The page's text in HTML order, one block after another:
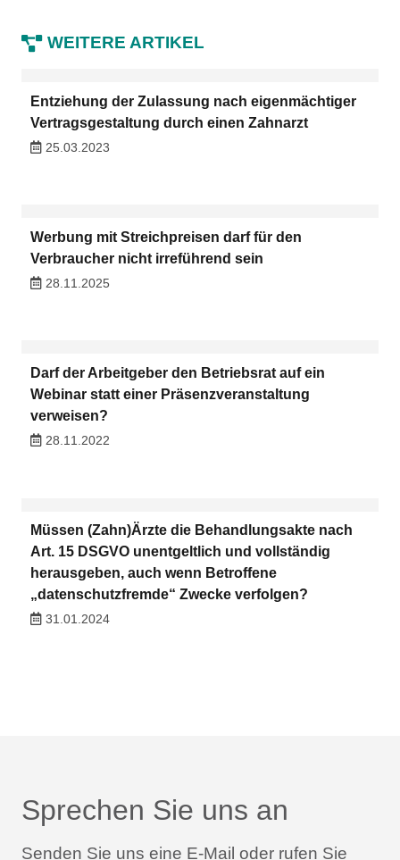
WEITERE ARTIKEL
Entziehung der Zulassung nach eigenmächtiger
Vertragsgestaltung durch einen Zahnarzt
25.03.2023
Werbung mit Streichpreisen darf für den
Verbraucher nicht irreführend sein
28.11.2025
Darf der Arbeitgeber den Betriebsrat auf ein
Webinar statt einer Präsenzveranstaltung
verweisen?
28.11.2022
Müssen (Zahn)Ärzte die Behandlungsakte nach
Art. 15 DSGVO unentgeltlich und vollständig
herausgeben, auch wenn Betroffene
„datenschutzfremde“ Zwecke verfolgen?
31.01.2024
Sprechen Sie uns an
Senden Sie uns eine E-Mail oder rufen Sie